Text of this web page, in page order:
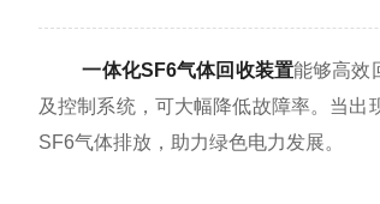
一体化SF6气体回收装置能够高效
及控制系统，可大幅降低故障率。当
SF6气体排放，助力绿色电力发展。